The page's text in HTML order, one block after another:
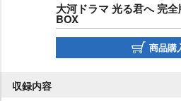
大河ドラマ 光る君へ 完
BOX
商品購
収録内容